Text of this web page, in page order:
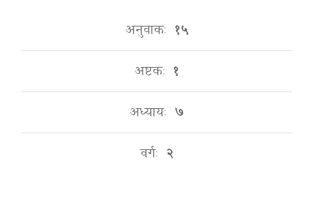
अनुवाकः १५
अष्टकः १
अध्यायः ७
वर्गः २